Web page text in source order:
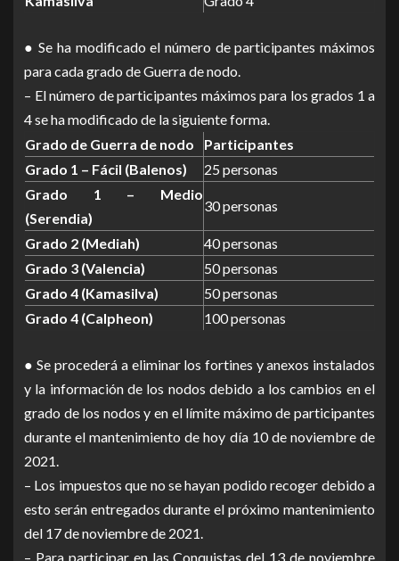
● Se ha modificado el número de participantes máximos
para cada grado de Guerra de nodo.
– El número de participantes máximos para los grados 1 a
4 se ha modificado de la siguiente forma.
Grado de Guerra de nodo
Participantes
Grado 1 – Fácil (Balenos)
25 personas
Grado 1 – Medio
(Serendia)
30 personas
Grado 2 (Mediah)
40 personas
Grado 3 (Valencia)
50 personas
Grado 4 (Kamasilva)
50 personas
Grado 4 (Calpheon)
100 personas
● Se procederá a eliminar los fortines y anexos instalados
y la información de los nodos debido a los cambios en el
grado de los nodos y en el límite máximo de participantes
durante el mantenimiento de hoy día 10 de noviembre de
2021.
– Los impuestos que no se hayan podido recoger debido a
esto serán entregados durante el próximo mantenimiento
del 17 de noviembre de 2021.
– Para participar en las Conquistas del 13 de noviembre